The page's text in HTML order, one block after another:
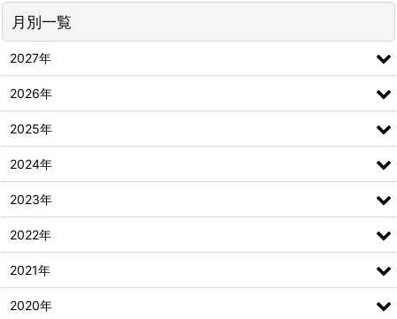
月別一覧
2027年
2026年
2025年
2024年
2023年
2022年
2021年
2020年